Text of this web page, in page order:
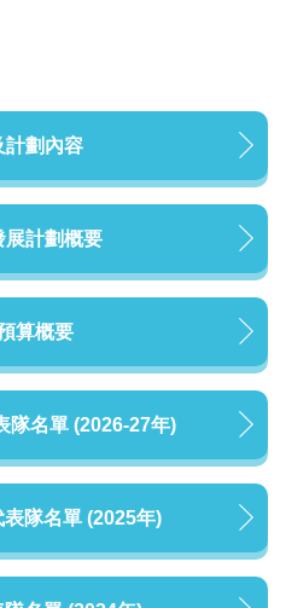
計劃內容
展計劃概要
算概要
隊名單 (2026-27年)
隊名單 (2025年)